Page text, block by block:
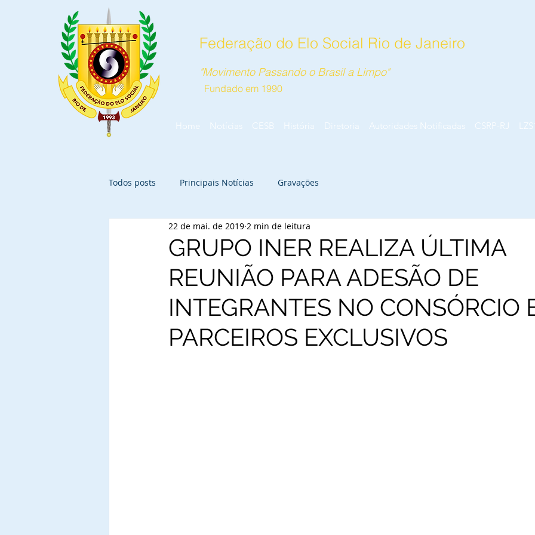
Federação do Elo Social Rio de Janeiro
"Movimento Passando o Brasil a Limpo"
Fundado em 1990
Home Notícias CESB História Diretoria Autoridades Notificadas CSRP-RJ
Todos posts Principais Notícias Gravações
GRUPO INER REALIZA ÚLTIMA
REUNIÃO PARA ADESÃO DE
INTEGRANTES NO CONSÓRCIO
PARCEIROS EXCLUSIVOS
22 de mai. de 2019 2 min de leitura